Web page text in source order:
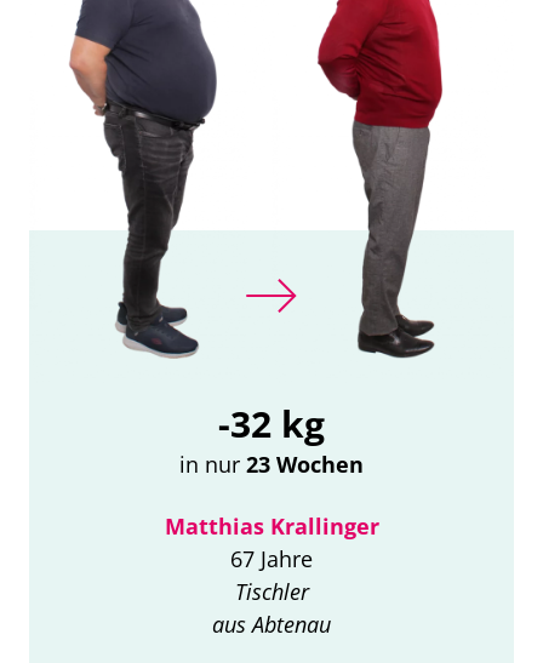
-32 kg
in nur 23 Wochen
Matthias Krallinger
67 Jahre
Tischler
aus Abtenau